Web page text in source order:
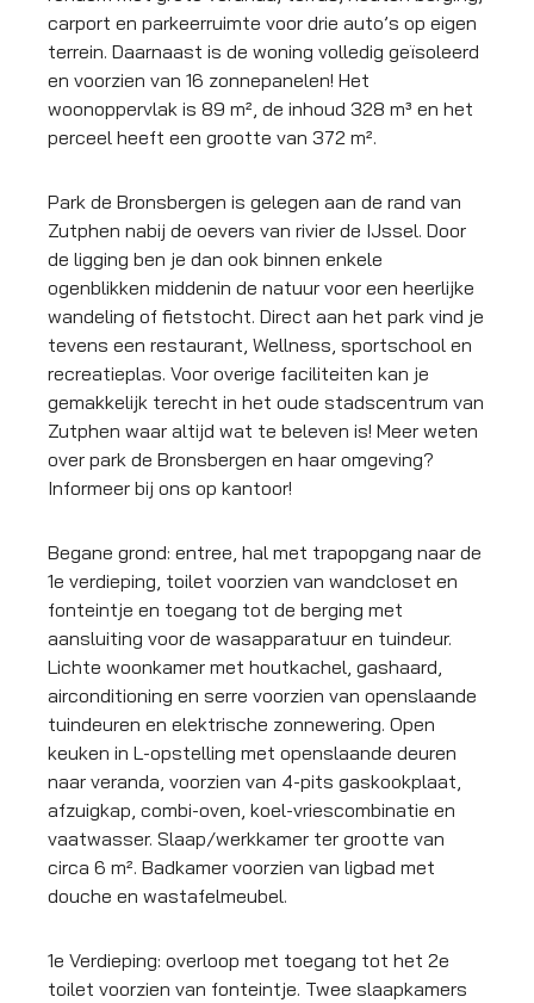
carport en parkeerruimte voor drie auto’s op eigen
terrein. Daarnaast is de woning volledig geïsoleerd
en voorzien van 16 zonnepanelen! Het
woonoppervlak is 89 m², de inhoud 328 m³ en het
perceel heeft een grootte van 372 m².
Park de Bronsbergen is gelegen aan de rand van
Zutphen nabij de oevers van rivier de IJssel. Door
de ligging ben je dan ook binnen enkele
ogenblikken middenin de natuur voor een heerlijke
wandeling of fietstocht. Direct aan het park vind je
tevens een restaurant, Wellness, sportschool en
recreatieplas. Voor overige faciliteiten kan je
gemakkelijk terecht in het oude stadscentrum van
Zutphen waar altijd wat te beleven is! Meer weten
over park de Bronsbergen en haar omgeving?
Informeer bij ons op kantoor!
Begane grond: entree, hal met trapopgang naar de
1e verdieping, toilet voorzien van wandcloset en
fonteintje en toegang tot de berging met
aansluiting voor de wasapparatuur en tuindeur.
Lichte woonkamer met houtkachel, gashaard,
airconditioning en serre voorzien van openslaande
tuindeuren en elektrische zonnewering. Open
keuken in L-opstelling met openslaande deuren
naar veranda, voorzien van 4-pits gaskookplaat,
afzuigkap, combi-oven, koel-vriescombinatie en
vaatwasser. Slaap/werkkamer ter grootte van
circa 6 m². Badkamer voorzien van ligbad met
douche en wastafelmeubel.
1e Verdieping: overloop met toegang tot het 2e
toilet voorzien van fonteintje. Twee slaapkamers